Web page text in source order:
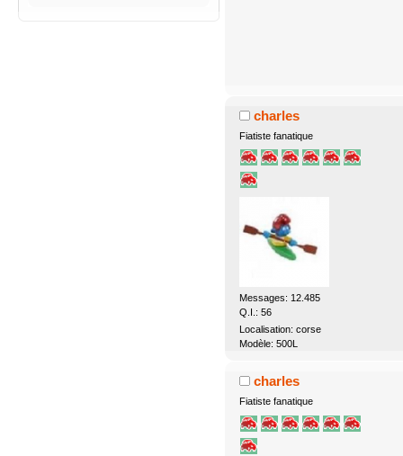
charles
Fiatiste fanatique
Messages: 12.485
Q.I.: 56
Localisation: corse
Modèle: 500L
charles
Fiatiste fanatique